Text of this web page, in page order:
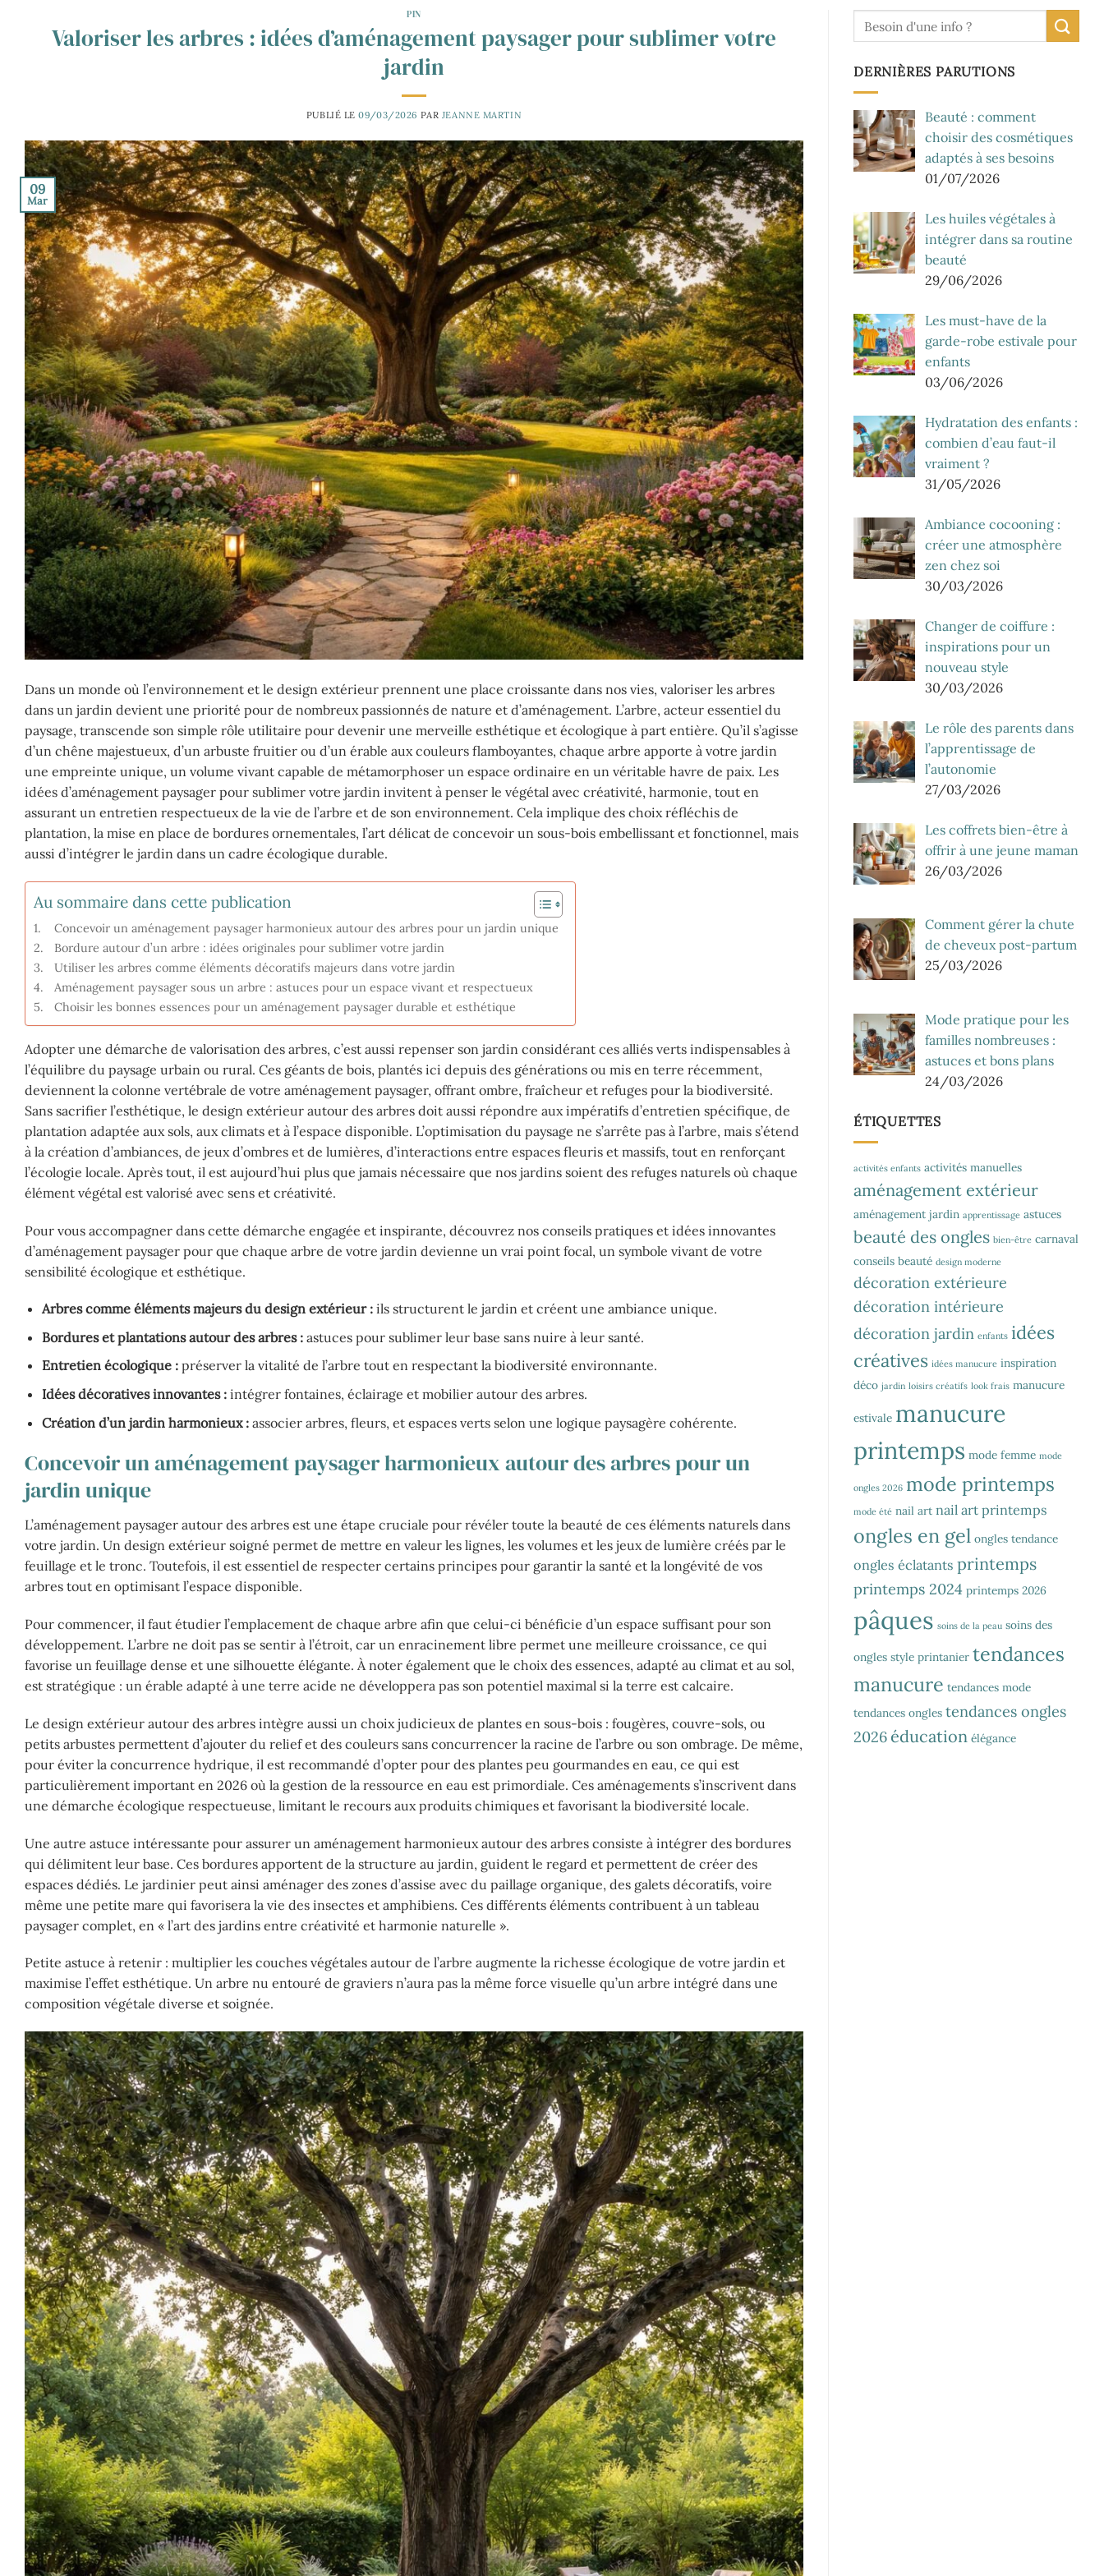
PIN
Valoriser les arbres : idées d’aménagement paysager pour sublimer votre
jardin
PUBLIÉ LE09/03/2026 PAR JEANNE MARTIN
09
Mar
Dans un monde où l’environnement et le design extérieur prennent une place croissante dans nos vies, valoriser les arbres
dans un jardin devient une priorité pour de nombreux passionnés de nature et d’aménagement. L’arbre, acteur essentiel du
paysage, transcende son simple rôle utilitaire pour devenir une merveille esthétique et écologique à part entière. Qu’il s’agisse
d’un chêne majestueux, d’un arbuste fruitier ou d’un érable aux couleurs flamboyantes, chaque arbre apporte à votre jardin
une empreinte unique, un volume vivant capable de métamorphoser un espace ordinaire en un véritable havre de paix. Les
idées d’aménagement paysager pour sublimer votre jardin invitent à penser le végétal avec créativité, harmonie, tout en
assurant un entretien respectueux de la vie de l’arbre et de son environnement. Cela implique des choix réfléchis de
plantation, la mise en place de bordures ornementales, l’art délicat de concevoir un sous-bois embellissant et fonctionnel, mais
aussi d’intégrer le jardin dans un cadre écologique durable.
Au sommaire dans cette publication
Concevoir un aménagement paysager harmonieux autour des arbres pour un jardin unique
Bordure autour d’un arbre : idées originales pour sublimer votre jardin
Utiliser les arbres comme éléments décoratifs majeurs dans votre jardin
Aménagement paysager sous un arbre : astuces pour un espace vivant et respectueux
Choisir les bonnes essences pour un aménagement paysager durable et esthétique
Adopter une démarche de valorisation des arbres, c’est aussi repenser son jardin considérant ces alliés verts indispensables à
l’équilibre du paysage urbain ou rural. Ces géants de bois, plantés ici depuis des générations ou mis en terre récemment,
deviennent la colonne vertébrale de votre aménagement paysager, offrant ombre, fraîcheur et refuges pour la biodiversité.
Sans sacrifier l’esthétique, le design extérieur autour des arbres doit aussi répondre aux impératifs d’entretien spécifique, de
plantation adaptée aux sols, aux climats et à l’espace disponible. L’optimisation du paysage ne s’arrête pas à l’arbre, mais s’étend
à la création d’ambiances, de jeux d’ombres et de lumières, d’interactions entre espaces fleuris et massifs, tout en renforçant
l’écologie locale. Après tout, il est aujourd’hui plus que jamais nécessaire que nos jardins soient des refuges naturels où chaque
élément végétal est valorisé avec sens et créativité.
Pour vous accompagner dans cette démarche engagée et inspirante, découvrez nos conseils pratiques et idées innovantes
d’aménagement paysager pour que chaque arbre de votre jardin devienne un vrai point focal, un symbole vivant de votre
sensibilité écologique et esthétique.
Arbres comme éléments majeurs du design extérieur : ils structurent le jardin et créent une ambiance unique.
Bordures et plantations autour des arbres : astuces pour sublimer leur base sans nuire à leur santé.
Entretien écologique : préserver la vitalité de l’arbre tout en respectant la biodiversité environnante.
Idées décoratives innovantes : intégrer fontaines, éclairage et mobilier autour des arbres.
Création d’un jardin harmonieux : associer arbres, fleurs, et espaces verts selon une logique paysagère cohérente.
Concevoir un aménagement paysager harmonieux autour des arbres pour un
jardin unique
L’aménagement paysager autour des arbres est une étape cruciale pour révéler toute la beauté de ces éléments naturels dans
votre jardin. Un design extérieur soigné permet de mettre en valeur les lignes, les volumes et les jeux de lumière créés par le
feuillage et le tronc. Toutefois, il est essentiel de respecter certains principes pour garantir la santé et la longévité de vos
arbres tout en optimisant l’espace disponible.
Pour commencer, il faut étudier l’emplacement de chaque arbre afin que celui-ci bénéficie d’un espace suffisant pour son
développement. L’arbre ne doit pas se sentir à l’étroit, car un enracinement libre permet une meilleure croissance, ce qui
favorise un feuillage dense et une silhouette élégante. À noter également que le choix des essences, adapté au climat et au sol,
est stratégique : un érable adapté à une terre acide ne développera pas son potentiel maximal si la terre est calcaire.
Le design extérieur autour des arbres intègre aussi un choix judicieux de plantes en sous-bois : fougères, couvre-sols, ou
petits arbustes permettent d’ajouter du relief et des couleurs sans concurrencer la racine de l’arbre ou son ombrage. De même,
pour éviter la concurrence hydrique, il est recommandé d’opter pour des plantes peu gourmandes en eau, ce qui est
particulièrement important en 2026 où la gestion de la ressource en eau est primordiale. Ces aménagements s’inscrivent dans
une démarche écologique respectueuse, limitant le recours aux produits chimiques et favorisant la biodiversité locale.
Une autre astuce intéressante pour assurer un aménagement harmonieux autour des arbres consiste à intégrer des bordures
qui délimitent leur base. Ces bordures apportent de la structure au jardin, guident le regard et permettent de créer des
espaces dédiés. Le jardinier peut ainsi aménager des zones d’assise avec du paillage organique, des galets décoratifs, voire
même une petite mare qui favorisera la vie des insectes et amphibiens. Ces différents éléments contribuent à un tableau
paysager complet, en « l’art des jardins entre créativité et harmonie naturelle ».
Petite astuce à retenir : multiplier les couches végétales autour de l’arbre augmente la richesse écologique de votre jardin et
maximise l’effet esthétique. Un arbre nu entouré de graviers n’aura pas la même force visuelle qu’un arbre intégré dans une
composition végétale diverse et soignée.
DERNIÈRES PARUTIONS
Beauté : comment
choisir des cosmétiques
adaptés à ses besoins
01/07/2026
Les huiles végétales à
intégrer dans sa routine
beauté
29/06/2026
Les must-have de la
garde-robe estivale pour
enfants
03/06/2026
Hydratation des enfants :
combien d’eau faut-il
vraiment ?
31/05/2026
Ambiance cocooning :
créer une atmosphère
zen chez soi
30/03/2026
Changer de coiffure :
inspirations pour un
nouveau style
30/03/2026
Le rôle des parents dans
l’apprentissage de
l’autonomie
27/03/2026
Les coffrets bien-être à
offrir à une jeune maman
26/03/2026
Comment gérer la chute
de cheveux post-partum
25/03/2026
Mode pratique pour les
familles nombreuses :
astuces et bons plans
24/03/2026
ÉTIQUETTES
activités enfants activités manuelles
aménagement extérieur
aménagement jardin apprentissage astuces
beauté des ongles bien-être carnaval
conseils beauté design moderne
décoration extérieure
décoration intérieure
décoration jardin enfants idées
créatives idées manucure inspiration
déco jardin loisirs créatifs look frais manucure
estivale manucure
printemps mode femme mode
ongles 2026 mode printemps
mode été nail art nail art printemps
ongles en gel ongles tendance
ongles éclatants printemps
printemps 2024 printemps 2026
pâques soins de la peau soins des
ongles style printanier tendances
manucure tendances mode
tendances ongles tendances ongles
2026 éducation élégance